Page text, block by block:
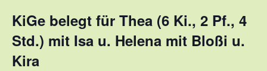
KiGe belegt für Thea (6 Ki., 2 Pf., 4
Std.) mit Isa u. Helena mit Bloßi u.
Kira